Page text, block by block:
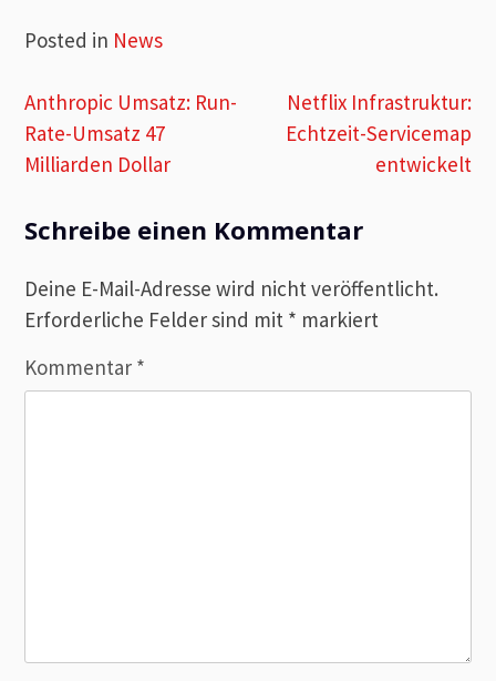
Posted in News
Beitragsnavigation
Anthropic Umsatz: Run-
Rate-Umsatz 47
Milliarden Dollar
Netflix Infrastruktur:
Echtzeit-Servicemap
entwickelt
Schreibe einen Kommentar
Deine E-Mail-Adresse wird nicht veröffentlicht.
Erforderliche Felder sind mit * markiert
Kommentar *